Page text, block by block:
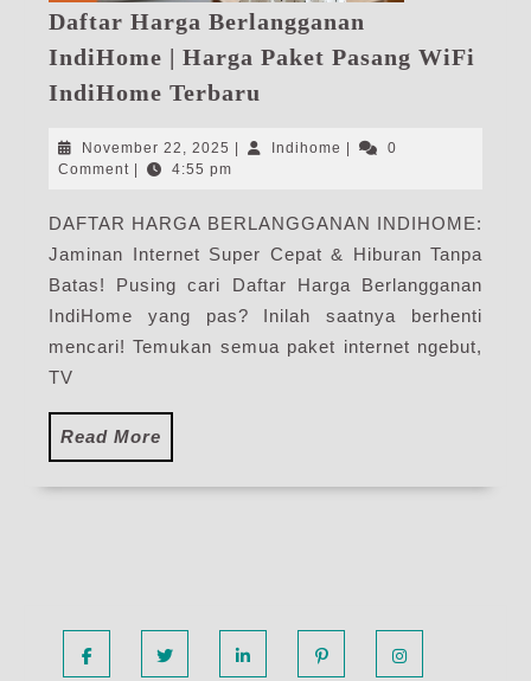
Daftar Harga Berlangganan
IndiHome | Harga Paket Pasang WiFi
IndiHome Terbaru
Berlangganan
Harga
Paket
Pasang
WiFi
IndiHome
November 22, 2025 November
22,
| Indihome Indihome
|
0
Comment | 4:55 pm
DAFTAR HARGA BERLANGGANAN INDIHOME:
Jaminan Internet Super Cepat & Hiburan Tanpa
Batas! Pusing cari Daftar Harga Berlangganan
IndiHome yang pas? Inilah saatnya berhenti
mencari! Temukan semua paket internet ngebut,
TV
Read More
More